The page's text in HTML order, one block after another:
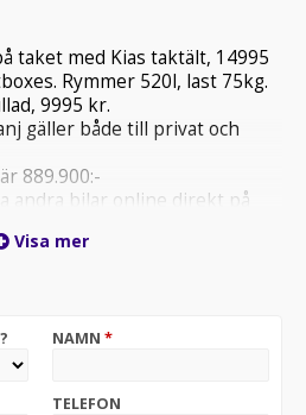
taket med Kias taktält, 14995
Rymmer 520l, last 75kg.
9995 kr.
gäller både till privat och
889.900:-
andra bilar online direkt på
Visa mer
NAMN *
TELEFON